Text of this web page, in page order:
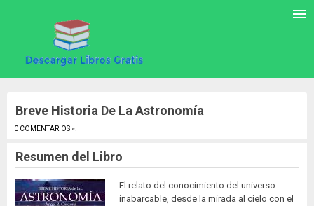
Breve Historia De La Astronomía
0 COMENTARIOS ».
Resumen del Libro
El relato del conocimiento del universo
inabarcable, desde la mirada al cielo con el